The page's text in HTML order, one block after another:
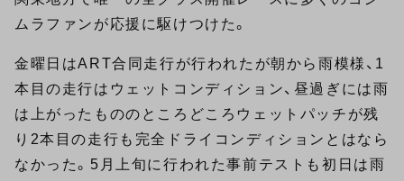
ムラファンが応援に駆けつけた。
金曜日はART合同走行が行われたが朝から雨模様、1
本目の走行はウェットコンディション、昼過ぎには雨
は上がったもののところどころウェットパッチが残
り2本目の走行も完全ドライコンディションとはなら
なかった。5月上旬に行われた事前テストも初日は雨